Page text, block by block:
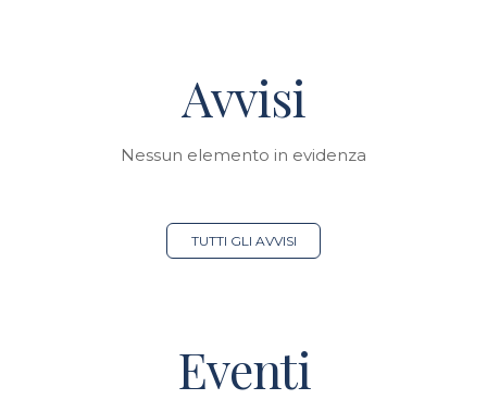
Avvisi
Nessun elemento in evidenza
TUTTI GLI AVVISI
Eventi